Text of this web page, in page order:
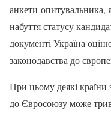
анкети-опитувальника,
набуття статусу
документі Україна
законодавства до
При цьому деякі
до Євросоюзу може